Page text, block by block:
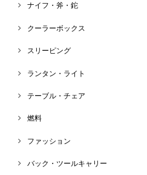
ナイフ・斧・鉈
クーラーボックス
スリーピング
ランタン・ライト
テーブル・チェア
燃料
ファッション
バック・ツールキャリー